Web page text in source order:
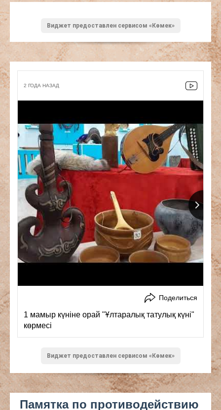
Виджет предоставлен сервисом «Көмек»
2 ГОДА НАЗАД
Поделиться
1 мамыр күніне орай "Ұлтаралық татулық күні"
көрмесі
Виджет предоставлен сервисом «Көмек»
Памятка по противодействию